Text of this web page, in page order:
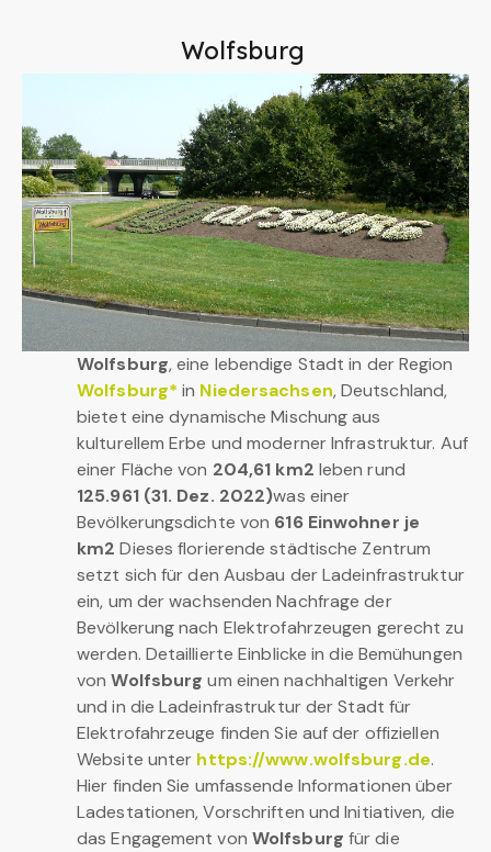
Wolfsburg
Wolfsburg, eine lebendige Stadt in der Region
Wolfsburg* in Niedersachsen, Deutschland,
bietet eine dynamische Mischung aus
kulturellem Erbe und moderner Infrastruktur. Auf
einer Fläche von 204,61 km2 leben rund
125.961 (31. Dez. 2022)was einer
Bevölkerungsdichte von 616 Einwohner je
km2 Dieses florierende städtische Zentrum
setzt sich für den Ausbau der Ladeinfrastruktur
ein, um der wachsenden Nachfrage der
Bevölkerung nach Elektrofahrzeugen gerecht zu
werden. Detaillierte Einblicke in die Bemühungen
vonWolfsburg um einen nachhaltigen Verkehr
und in die Ladeinfrastruktur der Stadt für
Elektrofahrzeuge finden Sie auf der offiziellen
Website unter https://www.wolfsburg.de.
Hier finden Sie umfassende Informationen über
Ladestationen, Vorschriften und Initiativen, die
das Engagement von Wolfsburg für die